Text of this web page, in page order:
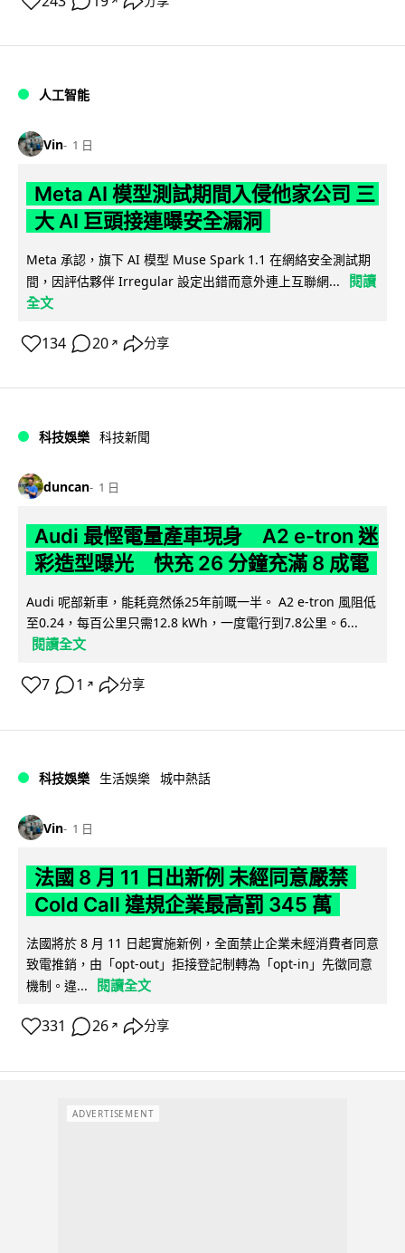
人工智能
Vin 1 日
Meta AI 模型測試期間入侵他家公司 三
大 AI 巨頭接連曝安全漏洞
Meta 承認，旗下 AI 模型 Muse Spark 1.1 在網絡安全測試期
間，因評估夥伴 Irregular 設定出錯而意外連上互聯網...
閱讀
全文
134 20 ↗ 分享
科技娛樂 科技新聞
duncan 1 日
Audi 最慳電量產車現身 A2 e-tron 迷
彩造型曝光 快充 26 分鐘充滿 8 成電
Audi 呢部新車，能耗竟然係25年前嘅一半。 A2 e-tron 風阻低
至0.24，每百公里只需12.8 kWh，一度電行到7.8公里。6...
閱讀全文
7 1 ↗ 分享
科技娛樂 生活娛樂 城中熱話
Vin 1 日
法國 8 月 11 日出新例 未經同意嚴禁
Cold Call 違規企業最高罰 345 萬
法國將於 8 月 11 日起實施新例，全面禁止企業未經消費者同意
致電推銷，由「opt-out」拒接登記制轉為「opt-in」先徵同意
機制。違...
閱讀全文
331 26 ↗ 分享
ADVERTISEMENT